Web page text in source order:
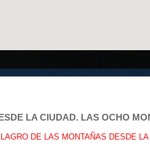
LA CIUDAD. LAS OCHO
DE LAS MONTAÑAS DESDE